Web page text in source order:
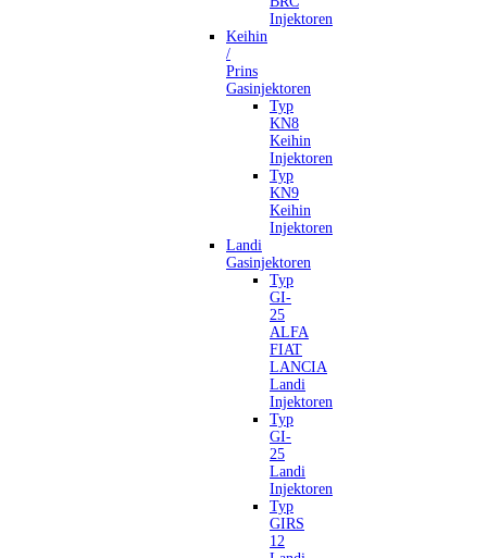
Injektoren
Keihin
/
Prins
Gasinjektoren
Typ
KN8
Keihin
Injektoren
Typ
KN9
Keihin
Injektoren
Landi
Gasinjektoren
Typ
GI-
25
ALFA
FIAT
LANCIA
Landi
Injektoren
Typ
GI-
25
Landi
Injektoren
Typ
GIRS
12